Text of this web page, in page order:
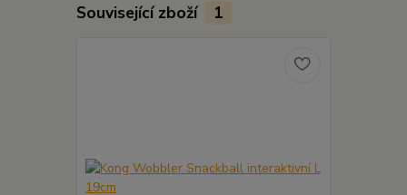
Související zboží 1